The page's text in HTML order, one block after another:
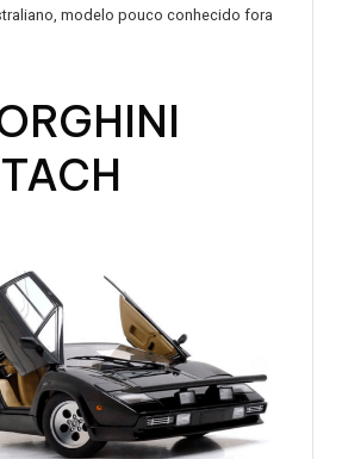
modelo pouco conhecido fora